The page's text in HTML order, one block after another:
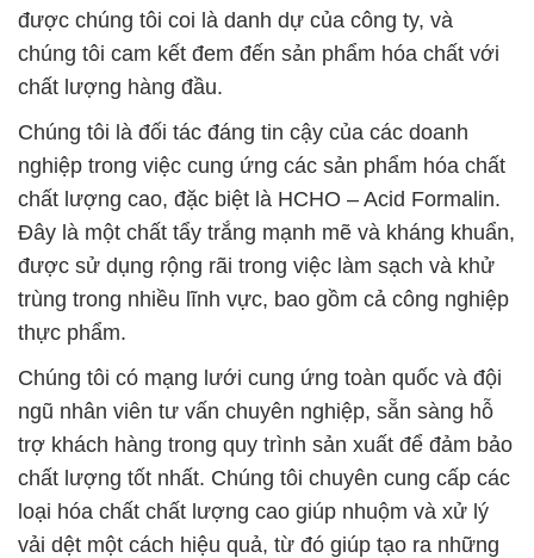
được chúng tôi coi là danh dự của công ty, và
chúng tôi cam kết đem đến sản phẩm hóa chất với
chất lượng hàng đầu.
Chúng tôi là đối tác đáng tin cậy của các doanh
nghiệp trong việc cung ứng các sản phẩm hóa chất
chất lượng cao, đặc biệt là HCHO – Acid Formalin.
Đây là một chất tẩy trắng mạnh mẽ và kháng khuẩn,
được sử dụng rộng rãi trong việc làm sạch và khử
trùng trong nhiều lĩnh vực, bao gồm cả công nghiệp
thực phẩm.
Chúng tôi có mạng lưới cung ứng toàn quốc và đội
ngũ nhân viên tư vấn chuyên nghiệp, sẵn sàng hỗ
trợ khách hàng trong quy trình sản xuất để đảm bảo
chất lượng tốt nhất. Chúng tôi chuyên cung cấp các
loại hóa chất chất lượng cao giúp nhuộm và xử lý
vải dệt một cách hiệu quả, từ đó giúp tạo ra những